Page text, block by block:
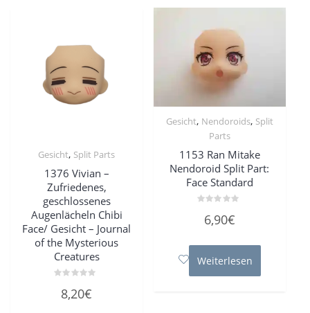
Gesicht, Split Parts
1376 Vivian –
Zufriedenes,
geschlossenes
Augenlächeln Chibi
Face/ Gesicht – Journal
of the Mysterious
Creatures
mit8,20€
Gesicht, Nendoroids, Split
Parts
1153 Ran Mitake
Nendoroid Split Part:
Face Standard
mit
5
6,90€
Weiterlesen